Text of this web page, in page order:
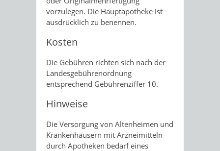
vorzulegen. Die Hauptapotheke ist
ausdrücklich zu benennen.
Kosten
Die Gebühren richten sich nach der
Landesgebührenordnung
entsprechend Gebührenziffer 10.
Hinweise
Die Versorgung von Altenheimen und
Krankenhäusern mit Arzneimitteln
durch Apotheken bedarf eines